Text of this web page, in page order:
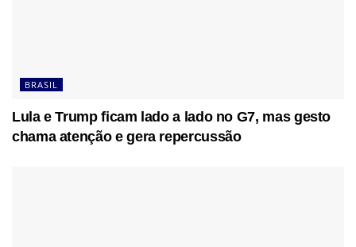
BRASIL
Lula e Trump ficam lado a lado no G7, mas gesto
chama atenção e gera repercussão